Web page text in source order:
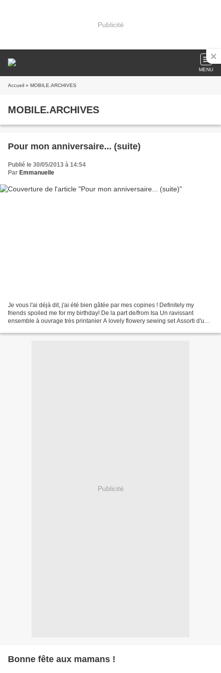
Publicité
MENU
Accueil » MOBILE.ARCHIVES
MOBILE.ARCHIVES
Pour mon anniversaire... (suite)
Publié le 30/05/2013 à 14:54
Par Emmanuelle
Je vous l'ai déjà dit, j'ai été bien gâtée par mes copines ! Definitely my
friends spoiled me for my birthday! De la part de/from Isa Un ravissant
ensemble à ouvrage très printanier A lovely flowery sewing set Assorti d'un
Publicité
Bonne fête aux mamans !